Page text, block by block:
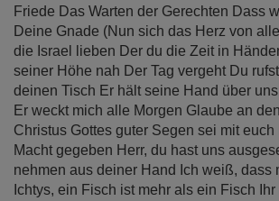
Friede Das Warten der Gerechten Dass
Deine Gnade (Nun sich das Herz von
die Israel lieben Der du die Zeit in
seiner Höhe nah Der Tag vergeht Du
deinen Tisch Er hält seine Hand über
Er weckt mich alle Morgen Glaube an
Christus Gottes guter Segen sei mit euch
Macht gegeben Herr, du hast uns
nehmen aus deiner Hand Ich weiß, dass
Ichtys, ein Fisch ist mehr als ein Fisch